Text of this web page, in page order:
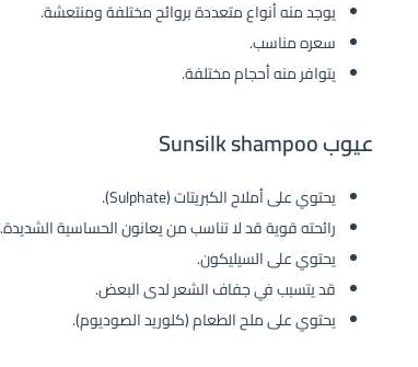
يوجد منه أنواع متعددة بروائح مختلفة ومنتعشة.
سعره مناسب.
يتوافر منه أحجام مختلفة.
عيوب Sunsilk shampoo
يحتوي على أملاح الكبريتات (Sulphate).
رائحته قوية قد لا تناسب من يعانون الحساسية الشديدة.
يحتوي على السيليكون.
قد يتسبب في جفاف الشعر لدى البعض.
يحتوي على ملح الطعام (كلوريد الصوديوم).